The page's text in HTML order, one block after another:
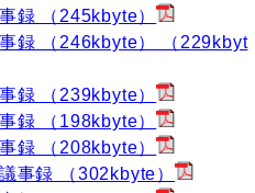
録 （245kbyte）
録 （246kbyte） （229kbyt
録 （239kbyte）
録 （198kbyte）
録 （208kbyte）
事録 （302kbyte）